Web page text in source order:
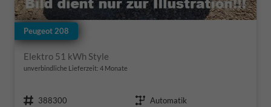
Peugeot 208
Elektro 51 kWh Style
unverbindliche Lieferzeit: 4 Monate
388300
Automatik